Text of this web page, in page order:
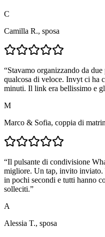
C
Camilla R., sposa
“Stavamo organizzando da
qualcosa di veloce. Invyt ci ha
minuti. Il link era bellissimo e
M
Marco & Sofia, coppia di
“Il pulsante di condivisione
migliore. Un tap, invito
in pochi secondi e tutti hanno
solleciti.”
A
Alessia T., sposa